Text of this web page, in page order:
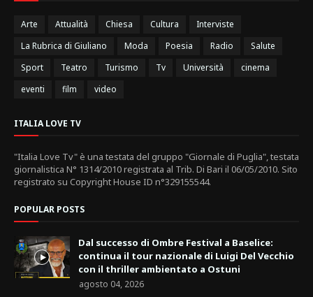
Arte Attualità Chiesa Cultura
Interviste
La Rubrica di Giuliano
Moda Poesia Radio
Salute
Sport
Teatro Turismo Tv Università
cinema
eventi
film video
ITALIA LOVE TV
"Italia Love Tv" è una testata del gruppo "Giornale di Puglia", testata
giornalistica N° 1314/2010 registrata al Trib. Di Bari il 06/05/2010. Sito
registrato su Copyright House ID n°329155544.
POPULAR POSTS
Dal successo di Ombre Festival a Baselice:
continua il tour nazionale di Luigi Del Vecchio
con il thriller ambientato a Ostuni
agosto 04, 2026